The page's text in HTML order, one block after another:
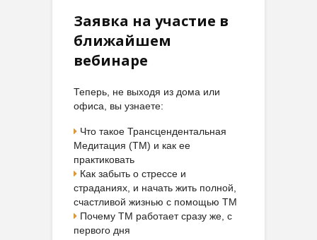
Заявка на участие в
ближайшем
вебинаре
Теперь, не выходя из дома или
офиса, вы узнаете:
Что такое Трансцендентальная
Медитация (ТМ) и как ее
практиковать
Как забыть о стрессе и
страданиях, и начать жить полной,
счастливой жизнью с помощью ТМ
Почему ТМ работает сразу же, с
первого дня